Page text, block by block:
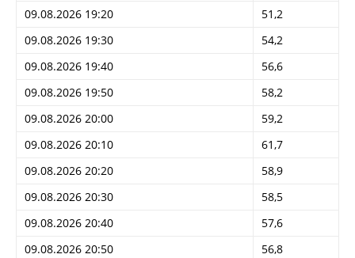
09.08.2026 19:20
51,2
09.08.2026 19:30
54,2
09.08.2026 19:40
56,6
09.08.2026 19:50
58,2
09.08.2026 20:00
59,2
09.08.2026 20:10
61,7
09.08.2026 20:20
58,9
09.08.2026 20:30
58,5
09.08.2026 20:40
57,6
09.08.2026 20:50
56,8